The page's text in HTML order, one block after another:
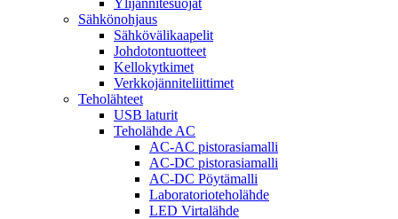
Ylijännitesuojat
Sähkönohjaus
Sähkövälikaapelit
Johdotontuotteet
Kellokytkimet
Verkkojänniteliittimet
Teholähteet
USB laturit
Teholähde AC
AC-AC pistorasiamalli
AC-DC pistorasiamalli
AC-DC Pöytämalli
Laboratorioteholähde
LED Virtalähde